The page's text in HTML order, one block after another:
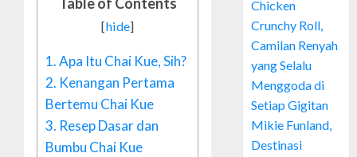
[hide]
1.Apa Itu Chai Kue, Sih?
2. Kenangan Pertama
Bertemu Chai Kue
3. Resep Dasar dan
Bumbu Chai Kue
Chicken
Crunchy Roll,
Camilan Renyah
yang Selalu
Menggoda di
Setiap Gigitan
Mikie Funland,
Destinasi